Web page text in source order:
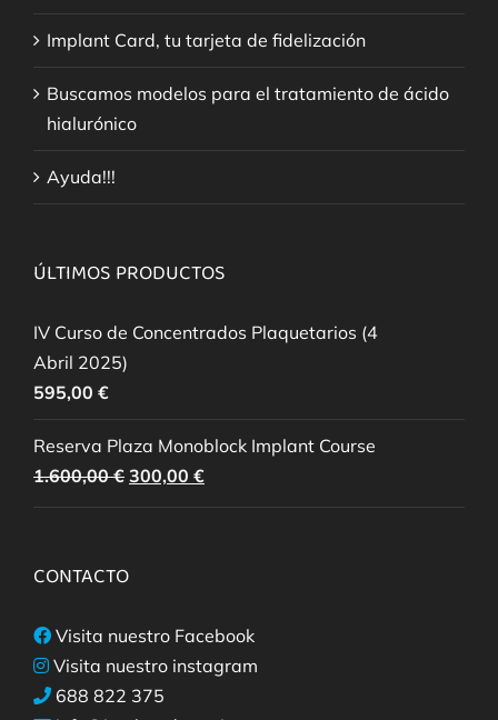
Implant Card, tu tarjeta de fidelización
Buscamos modelos para el tratamiento de ácido
hialurónico
Ayuda!!!
ÚLTIMOS PRODUCTOS
IV Curso de Concentrados Plaquetarios (4
Abril 2025)
595,00 €
Reserva Plaza Monoblock Implant Course
1.600,00€ El
precio
300,00 €El
precio
CONTACTO
Visita nuestro Facebook
Visita nuestro instagram
688 822 375